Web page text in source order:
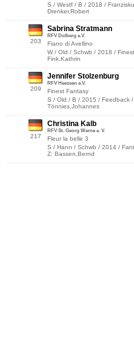
S / Westf / B / 2018 /
Drenker,Robert
203
Sabrina Stratmann
RFV Dolberg e.V.
Fiano di Avellino
W / Old / Schwb / 2018 /
Fink,Kathrin
209
Jennifer Stolzenburg
RFV Heessen e.V.
Finest Fantasy
S / Old / B / 2015 / Feedback
Tönnies,Johannes
217
Christina Kalb
RFV St. Georg Werne e. V.
Fleur la belle 3
S / Hann / Schwb / 2014 /
Z: Bassen,Bernd